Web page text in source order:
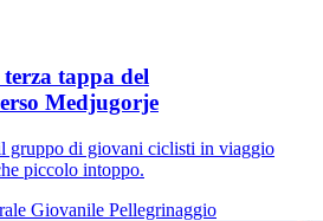
tappa del
Medjugorje
gruppo di giovani ciclisti in viaggio
piccolo intoppo.
Giovanile Pellegrinaggio